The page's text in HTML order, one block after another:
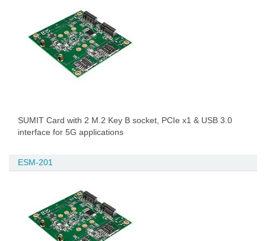
SUMIT Card with 2 M.2 Key B socket, PCIe x1 & USB 3.0
interface for 5G applications
ESM-201